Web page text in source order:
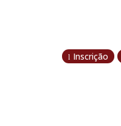
l Inscrição